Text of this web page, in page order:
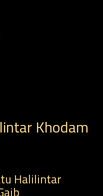
Khodam
Halilintar